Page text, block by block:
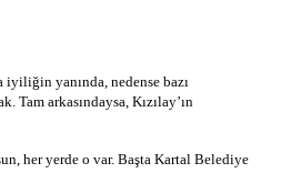
yanında, nedense bazı
arkasındaysa, Kızılay’ın
her yerde o var. Başta Kartal Belediye